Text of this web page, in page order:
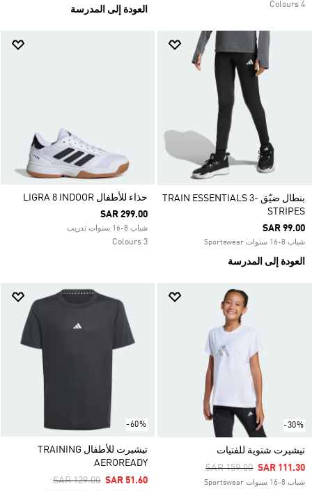
4 Colours العودة إلى المدرسة
بنطال ضيّق TRAIN ESSENTIALS 3-
STRIPES
SAR 99.00
شباب 8-16 سنوات Sportswear
العودة إلى المدرسة
حذاء للأطفال LIGRA 8 INDOOR
SAR 299.00
شباب 8-16 سنوات تدريب
3 Colours
-30%
تيشيرت شتوية للفتيات
Price Reduced From
SAR 159.00ToSAR 111.30
شباب 8-16 سنوات Sportswear
-60%
تيشيرت للأطفال TRAINING
AEROREADY
Price Reduced From
SAR 129.00ToSAR 51.60